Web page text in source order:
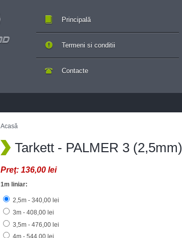
Principală
Contacte
Termeni si conditii
Acasă
Tarkett - PALMER 3 (2,5mm)
Preţ: 136,00 lei
1m liniar:
2,5m - 340,00 lei
3m - 408,00 lei
3,5m - 476,00 lei